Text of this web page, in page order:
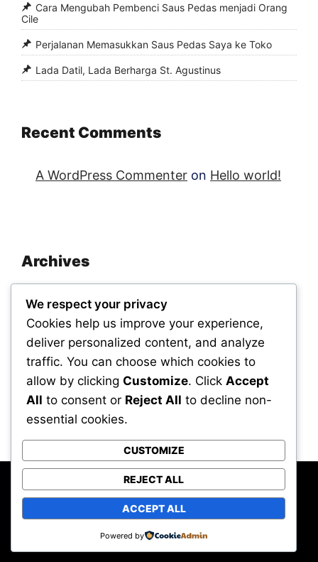
Cara Mengubah Pembenci Saus Pedas menjadi Orang
Cile
Perjalanan Memasukkan Saus Pedas Saya ke Toko
Lada Datil, Lada Berharga St. Agustinus
Recent Comments
A WordPress Commenter on Hello world!
Archives
September 2025
Categories
Uncategorized
Powered by WordPress
All rights reserved © Hot Sauces Unlimited –
Jelajahi Dunia Rasa PedasHot Press Theme by
HoThemes
We respect your privacy
Cookies help us improve your experience,
deliver personalized content, and analyze
traffic. You can choose which cookies to
allow by clicking Customize. Click Accept
All to consent or Reject All to decline non-
essential cookies.
CUSTOMIZE
REJECT ALL
ACCEPT ALL
Powered by